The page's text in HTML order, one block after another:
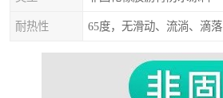
耐热性 65度，无滑动、流淌、滴落